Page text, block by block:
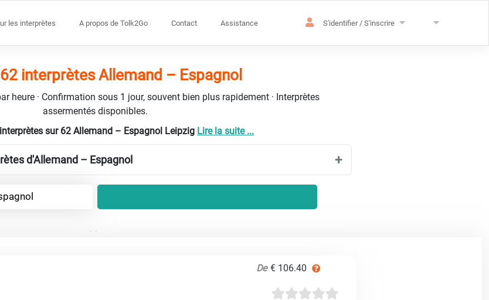
les interprètes A propos de Tolk2Go Contact Assistance S'identifier / S'inscrire
interprètes Allemand – Espagnol
heure · Confirmation sous 1 jour, souvent bien plus rapidement · Interprètes
assermentés disponibles.
sur 62 Allemand – Espagnol Leipzig Lire la suite ...
d'Allemand – Espagnol
De € 106.40